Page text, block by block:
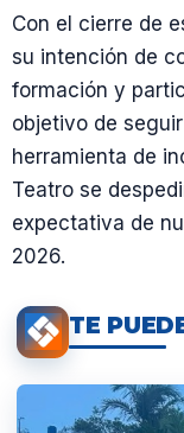
Con el cierre de
su intención de
formación y
objetivo de
herramienta de
Teatro se
expectativa de
2026.
TE